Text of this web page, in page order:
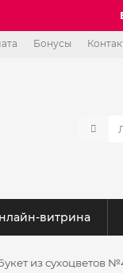
Бонусы
витрина
из сухоцветов